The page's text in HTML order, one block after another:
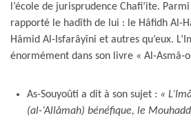
l’école de jurisprudence Chafi’ite.
rapporté le hadîth de lui : le Hâfidh Al-
Hâmid Al-Isfarâyîni et autres qu’eux.
énormément dans son livre « Al-Asmâ-
As-Souyoûti a dit à son sujet : «
(al-‘Allâmah) bénéfique, le